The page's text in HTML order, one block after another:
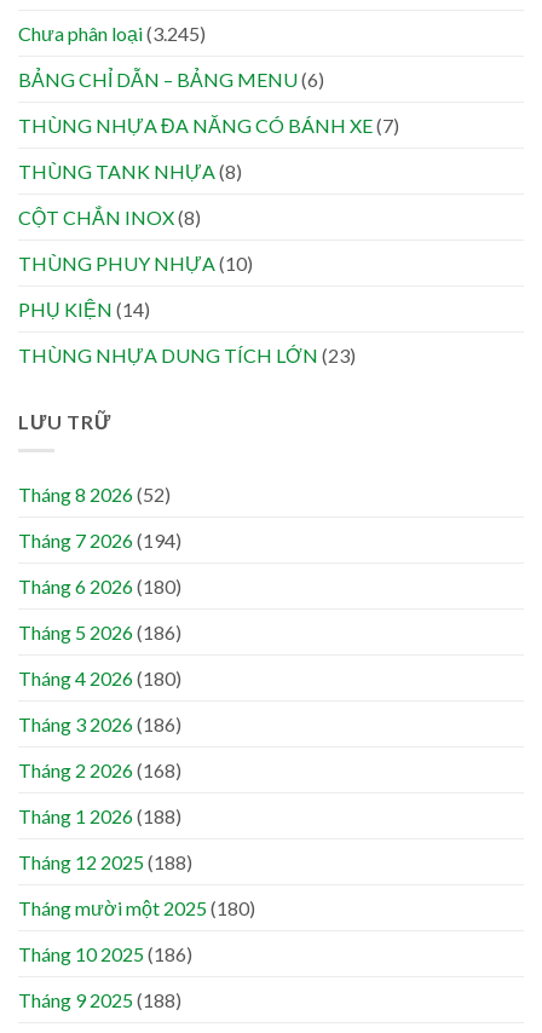
Chưa phân loại(3.245)
BẢNG CHỈ DẪN – BẢNG MENU(6)
THÙNG NHỰA ĐA NĂNG CÓ BÁNH XE(7)
THÙNG TANK NHỰA (8)
CỘT CHẮN INOX(8)
THÙNG PHUY NHỰA (10)
PHỤ KIỆN (14)
THÙNG NHỰA DUNG TÍCH LỚN (23)
LƯU TRỮ
Tháng 8 2026(52)
Tháng 7 2026(194)
Tháng 6 2026(180)
Tháng 5 2026(186)
Tháng 4 2026(180)
Tháng 3 2026(186)
Tháng 2 2026(168)
Tháng 1 2026(188)
Tháng 12 2025(188)
Tháng mười một 2025(180)
Tháng 10 2025(186)
Tháng 9 2025(188)